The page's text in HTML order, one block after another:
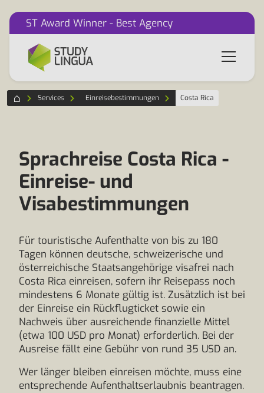
ST Award Winner - Best Agency
Services Einreisebestimmungen Costa Rica
Sprachreise Costa Rica -
Einreise- und
Visabestimmungen
Für touristische Aufenthalte von bis zu 180
Tagen können deutsche, schweizerische und
österreichische Staatsangehörige visafrei nach
Costa Rica einreisen, sofern ihr Reisepass noch
mindestens 6 Monate gültig ist. Zusätzlich ist bei
der Einreise ein Rückflugticket sowie ein
Nachweis über ausreichende finanzielle Mittel
(etwa 100 USD pro Monat) erforderlich. Bei der
Ausreise fällt eine Gebühr von rund 35 USD an.
Wer länger bleiben einreisen möchte, muss eine
entsprechende Aufenthaltserlaubnis beantragen.